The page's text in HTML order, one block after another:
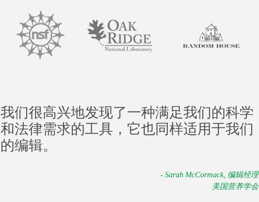
我们很高兴地发现了一种满足我们的科学
和法律需求的工具，它也同样适用于我们
的编辑。
- Sarah McCormack, 编辑经理
美国营养学会